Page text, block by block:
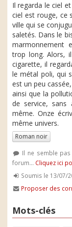
Il regarda le ciel
ciel est rouge, ce
ville qui se
saletés. Dans le
marmonnement
trop long. Alors,
cigarette, il
le métal poli, qui
est un peu
ainsi que la
de service,
même. Onze
même univers.
Roman noir
Il ne semble
forum... Cliquez ici
Soumis le 13/07/
Proposer des
Mots-clés